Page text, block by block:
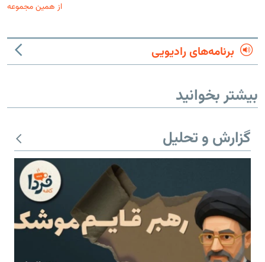
از همین مجموعه
برنامه‌های رادیویی
بیشتر بخوانید
گزارش و تحلیل